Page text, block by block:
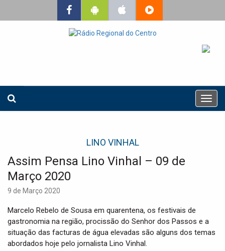
T
o
t
i
LINO VINHAL
Assim Pensa Lino Vinhal – 09 de
Março 2020
9 de Março 2020
Marcelo Rebelo de Sousa em quarentena, os festivais de
gastronomia na região, procissão do Senhor dos Passos e a
situação das facturas de água elevadas são alguns dos temas
abordados hoje pelo jornalista Lino Vinhal.